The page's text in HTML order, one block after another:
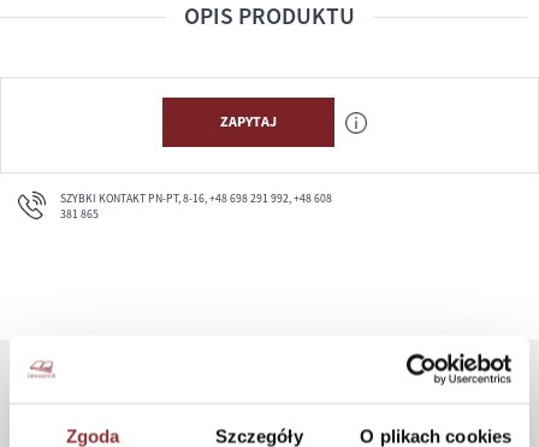
Zgoda Szczegóły O plikach cookies
OPIS PRODUKTU
ZAPYTAJ
SZYBKI KONTAKT PN-PT, 8-16, +48 698 291 992, +48 608
381 865